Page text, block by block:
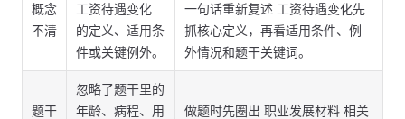
概念
不清
工资待遇变化
的定义、适用条
件或关键例外。
一句话重新复述 工资待遇变化先
抓核心定义，再看适用条件、例
外情况和题干关键词。
题干
忽略了题干里的
年龄、病程、用
做题时先圈出 职业发展材料 相关